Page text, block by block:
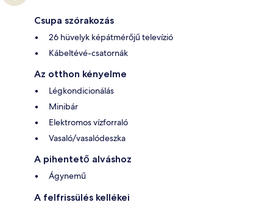
Csupa szórakozás
26 hüvelyk képátmérőjű televízió
Kábeltévé-csatornák
Az otthon kényelme
Légkondicionálás
Minibár
Elektromos vízforraló
Vasaló/vasalódeszka
A pihentető alváshoz
Ágynemű
A felfrissülés kellékei